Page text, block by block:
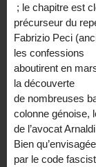
; le chapitre est
précurseur du
Fabrizio Peci
les confessions
aboutirent en
la découverte
de nombreuses
colonne génoise,
de l’avocat
Bien qu’envisagée
par le code